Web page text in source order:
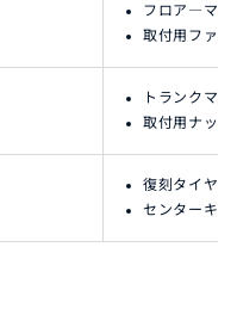
フロア―マッ
取付用ファ
トランクマ
取付用ナット
復刻タイヤ,
センターキ